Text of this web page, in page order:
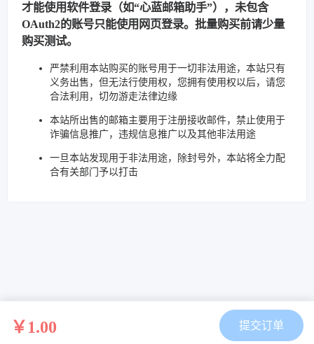
才能使用软件登录（如“心蓝邮箱助手”），未包含
OAuth2的账号只能使用网页登录。批量购买前请少量
购买测试。
严禁利用本站购买的账号用于一切非法用途，本站只有
义务出售，但无法行使用权，您拥有使用权以后，请您
合法利用，切勿游走法律边缘
本站所出售的邮箱主要用于注册接收邮件，禁止使用于
诈骗信息推广，违规信息推广以及其他非法用途
一旦本站发现用于非法用途，除封号外，本站将全力配
合有关部门予以打击
￥1.00 提交订单